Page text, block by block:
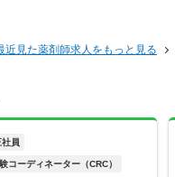
近見た薬剤師求人をもっと見る
社員
コーディネーター（CRC）